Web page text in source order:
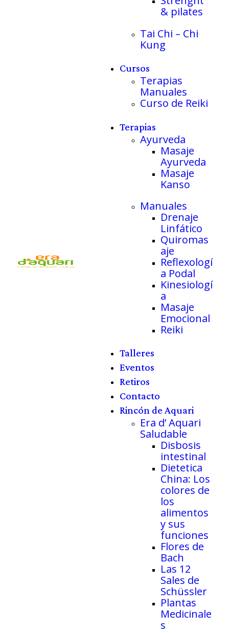
& pilates
Tai Chi – Chi
Kung
Cursos
Terapias
Manuales
Curso de Reiki
Terapias
Ayurveda
Masaje
Ayurveda
Masaje
Kanso
Manuales
Drenaje
Linfático
Quiromas
aje
Reflexologí
a Podal
Kinesiologí
a
Masaje
Emocional
Reiki
Talleres
Eventos
Retiros
Contacto
Rincón de Aquari
Era d’ Aquari
Saludable
Disbosis
intestinal
Dietetica
China: Los
colores de
los
alimentos
y sus
funciones
Flores de
Bach
Las 12
Sales de
Schüssler
Plantas
Medicinale
s